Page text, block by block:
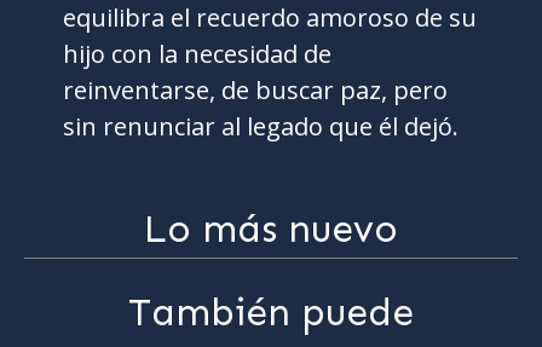
equilibra el recuerdo amoroso de su
hijo con la necesidad de
reinventarse, de buscar paz, pero
sin renunciar al legado que él dejó.
Lo más nuevo
También puede